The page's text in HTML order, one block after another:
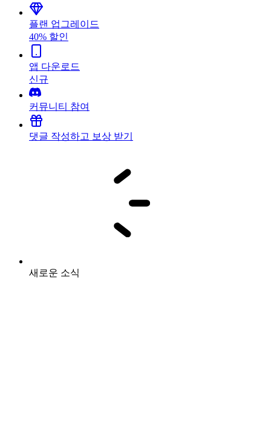
플랜 업그레이드
40% 할인
앱 다운로드
신규
커뮤니티 참여
댓글 작성하고 보상 받기
새로운 소식